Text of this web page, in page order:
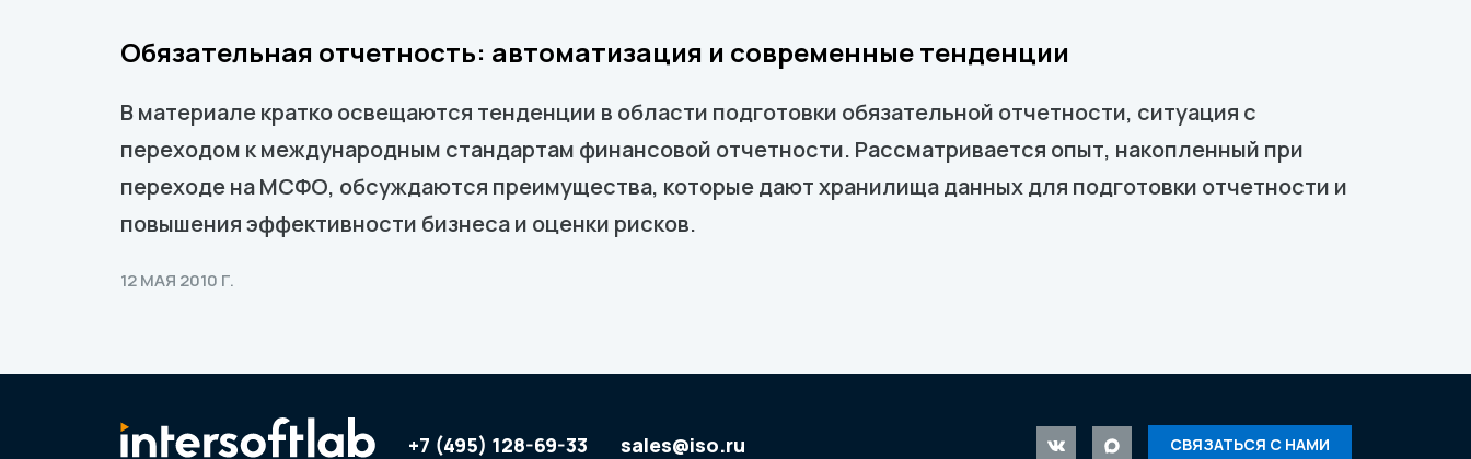
Обязательная отчетность: автоматизация и современные тенденции
В материале кратко освещаются тенденции в области подготовки обязательной отчетности, ситуация с
переходом к международным стандартам финансовой отчетности. Рассматривается опыт, накопленный при
переходе на МСФО, обсуждаются преимущества, которые дают хранилища данных для подготовки отчетности и
повышения эффективности бизнеса и оценки рисков.
12 МАЯ 2010 Г.
+7 (495) 128-69-33 sales@iso.ru СВЯЗАТЬСЯ С НАМИ